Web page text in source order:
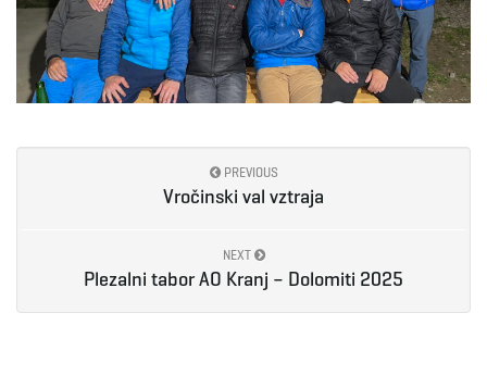
PREVIOUS
Vročinski val vztraja
NEXT
Plezalni tabor AO Kranj – Dolomiti 2025